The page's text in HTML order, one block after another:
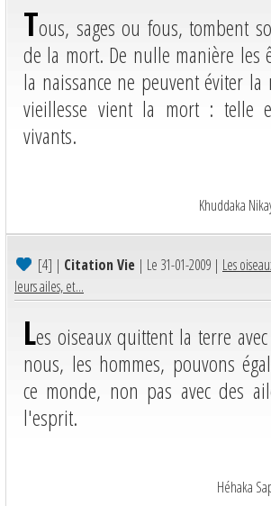
Tous, sages ou fous, tombent
de la mort. De nulle manière les
la naissance ne peuvent éviter la
vieillesse vient la mort : telle
vivants.
Khuddaka
[4] | Citation Vie | Le 31-01-2009 | Les
leurs ailes, et...
Les oiseaux quittent la terre
nous, les hommes, pouvons
ce monde, non pas avec des
l'esprit.
Héhaka